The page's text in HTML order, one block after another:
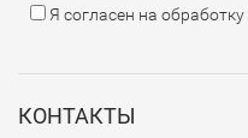
Я согласен на обработку
КОНТАКТЫ